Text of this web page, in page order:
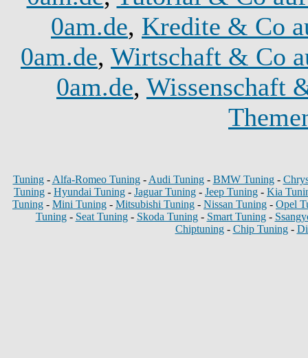
0am.de, Kredite & Co
0am.de, Wirtschaft & Co
0am.de, Wissenschaft
Tuning- Alfa-Romeo Tuning- Audi Tuning- BMW Tuning-
Tuning - Hyundai Tuning - Jaguar Tuning - Jeep Tuning - Kia
Tuning - Mini Tuning - Mitsubishi Tuning - Nissan Tuning - Opel
Tuning- Seat Tuning- Skoda Tuning- Smart Tuning-
Chiptuning- Chip Tuning-